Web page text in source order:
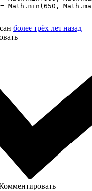
Math.min(650,
более трёх лет назад